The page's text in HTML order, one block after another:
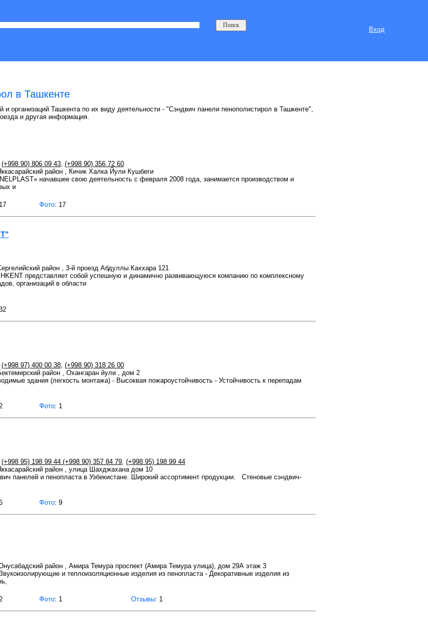
Вход
в Ташкенте
и организаций Ташкента по их виду деятельности - "Сэндвич панели пенополистирол в Ташкенте",
и другая информация.
(+998 90) 806 09 43, (+998 90) 356 72 60
район , Кичик Халка Йули Кушбеги
начавшее свою деятельность с февраля 2008 года, занимается производством и
и
Фото: 17
район , 3-й проезд Абдуллы Каххара 121
представляет собой успешную и динамично развивающуюся компанию по комплексному
организаций в области
(+998 97) 400 00 38, (+998 90) 318 26 00
район , Охангаран йули , дом 2
здания (легкость монтажа) - Высоквая пожароустойчивость - Устойчивость к перепадам
Фото: 1
(+998 95) 198 99 44 (+998 90) 357 84 79, (+998 95) 198 99 44
район , улица Шахджахана дом 10
панелей и пенопласта в Узбекистане. Широкий ассортимент продукции. Стеновые сэндвич-
Фото: 9
район , Амира Темура проспект (Амира Темура улица), дом 29А этаж 3
и теплоизоляционные изделия из пенопласта - Декоративные изделия из
Фото: 1 Отзывы: 1